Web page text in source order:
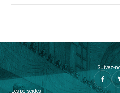
Suivez-
Les perséides